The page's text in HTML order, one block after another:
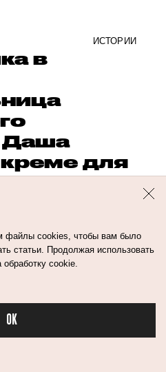
Бьюти в спорте
ИСТОРИИ
в
Даша
для
рутине
ИНТЕРВЬЮ
в
и
файлы cookies, чтобы вам было
статьи. Продолжая использовать
cookie.
OK